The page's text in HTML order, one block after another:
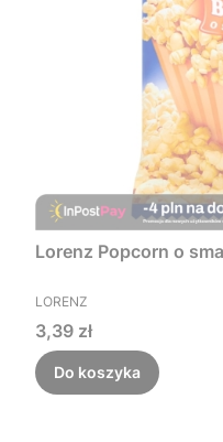
Lorenz Popcorn o
PRODUCENT
LORENZ
Cena
3,39 zł
Do koszyka